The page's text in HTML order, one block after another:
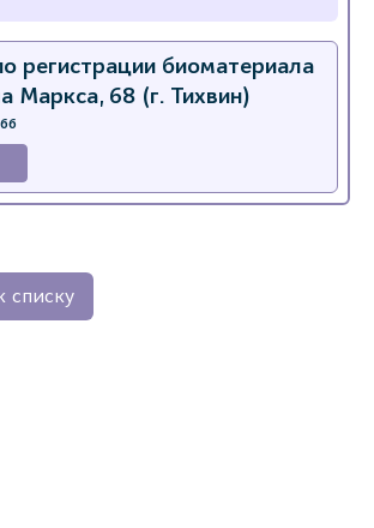
регистрации биоматериала
Маркса, 68 (г. Тихвин)
списку